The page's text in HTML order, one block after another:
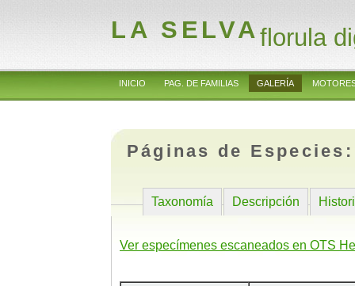
LA SELVAflorula
INICIO PAG. DE FAMILIAS GALERÍA
Páginas de
Taxonomía Descripción
Ver especímenes escaneados en OTS